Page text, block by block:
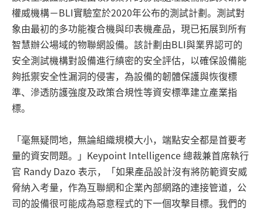
權威機構－BLI實驗室於2020年公布的測試計劃。測試對
象由最初的多功能複合機與印表機產品，現已拓展到所有
智慧辦公場域的物聯網設備。該計劃由BLI與業界認可的
安全測試機構對設備進行縝密的安全評估，以確保設備能
夠抵禦安全性漏洞的侵害，為設備的韌體保護與恢復標
準、滲透防護強度及政策合規性等資安標準建立產業指
標。
「毫無疑問地，無論組織規模大小，端點安全都是首要考
量的資安問題。」Keypoint Intelligence 總裁兼首席執行
官 Randy Dazo 表示，「如果產品設計沒有將防範資安威
脅納入考量，作為互聯網和企業內部網路的連接管道，公
司的設備很可能成為惡意程式的下一個攻擊目標。我們的